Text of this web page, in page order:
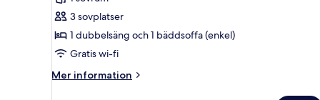
trippelrum
-
delat
badrum
(Double
3 sovplatser
1 dubbelsäng och 1 bäddsoffa (enkel)
Gratis wi-fi
Mer information
Mer